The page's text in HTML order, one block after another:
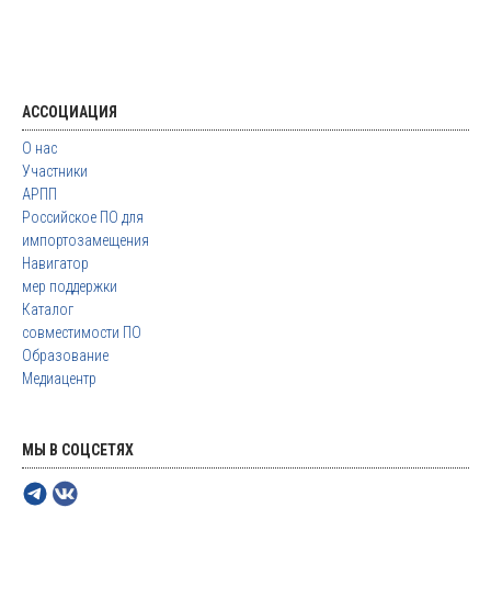
АССОЦИАЦИЯ
О нас
Участники
АРПП
Российское ПО для
импортозамещения
Навигатор
мер поддержки
Каталог
совместимости ПО
Образование
Медиацентр
МЫ В СОЦСЕТЯХ